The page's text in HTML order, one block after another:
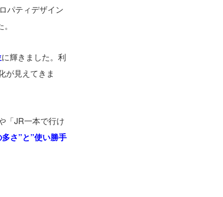
パティデザイン
に輝きました。利
が見えてきま
「JR一本で行け
さ”と”使い勝手